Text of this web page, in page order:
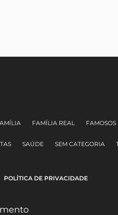
FAMÍLIA REAL FAMOSOS
SAÚDE SEM CATEGORIA
POLÍTICA DE PRIVACIDADE